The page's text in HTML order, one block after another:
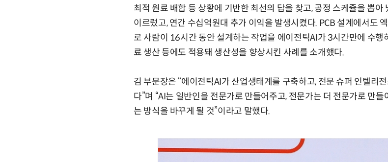
최적 원료 배합 등 상황에 기반한 최선의 답을 찾고, 공정 스케쥴을 뽑
이르렀고, 연간 수십억원대 추가 이익을 발생시켰다. PCB 설계에서도
로 사람이 16시간 동안 설계하는 작업을 에이전틱AI가 3시간만에 수행
료 생산 등에도 적용돼 생산성을 향상시킨 사례를 소개했다.
김 부문장은 “에이전틱AI가 산업생태계를 구축하고, 전문 슈퍼 인텔리
다”며 “AI는 일반인을 전문가로 만들어주고, 전문가는 더 전문가로 만
는 방식을 바꾸게 될 것”이라고 말했다.